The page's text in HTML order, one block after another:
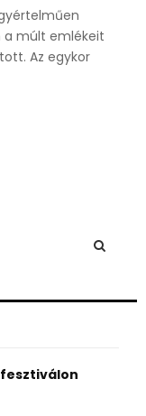
a múlt emlékeit
Az egykor
fesztiválon